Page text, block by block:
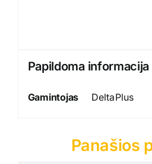
Papildoma informacija
Gamintojas DeltaPlus
Panašios